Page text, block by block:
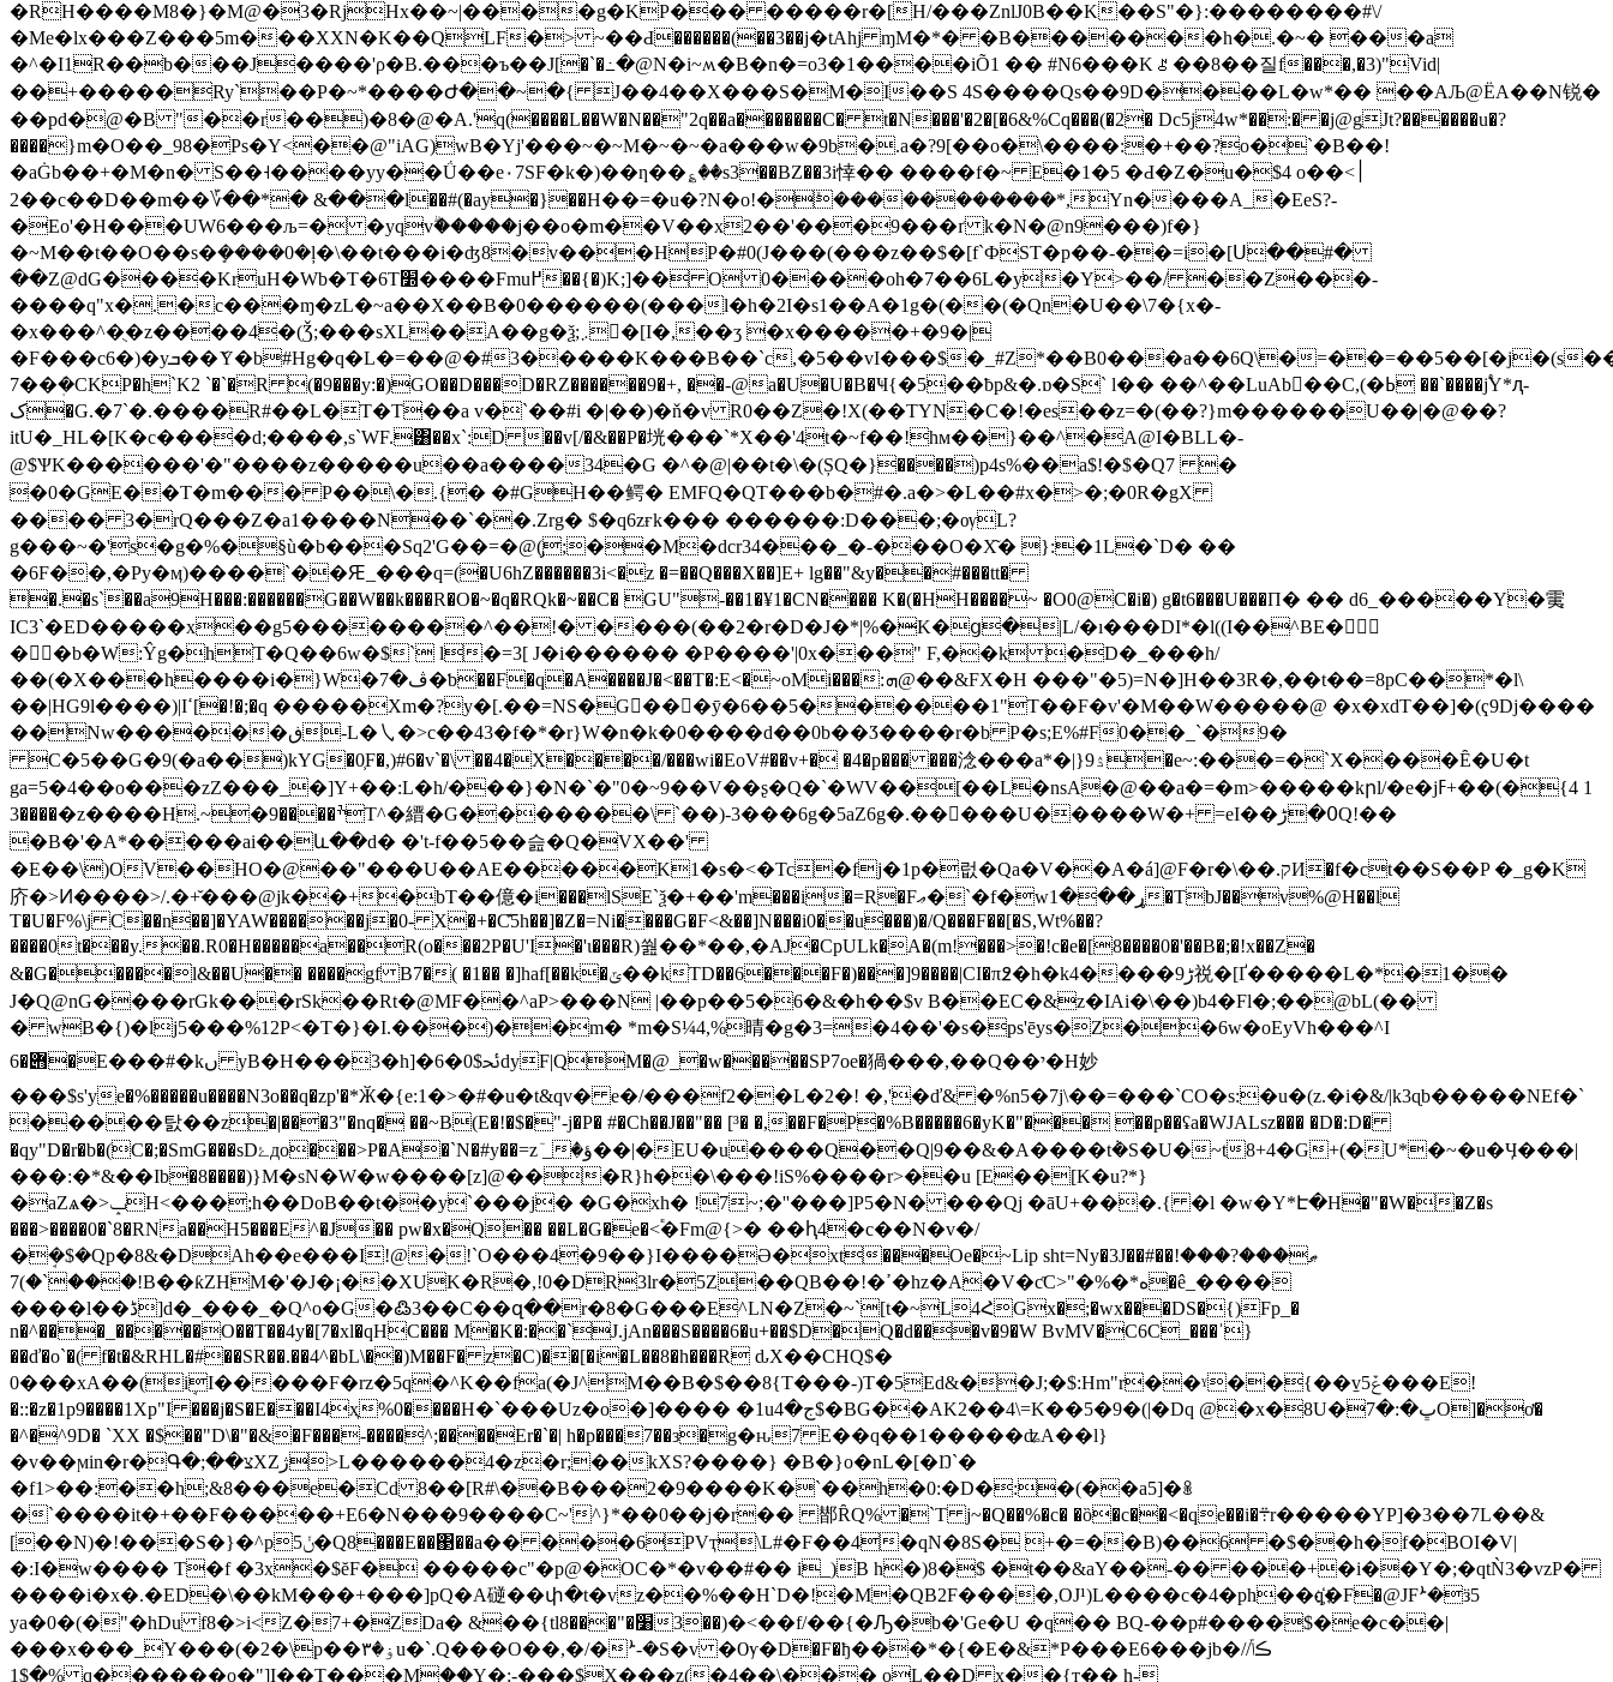
�RH����M8�}�M@�3�RjHx��~|����g�KP��� �����r�[H/���ZnlJ0B��K��S"�}:��������#\/
�Me�lx���Z���5m���XXN�K��QLF�> ~��Ԁ������(��3��j�tAhj ɱM�*� �B�������h�.�~� ���a
�^�I1R��b���J����'ρ�B.���ъ��J[�`�߸�@N�i~ʍ�B�n�=o3�1����iÕ1 �� #N6���K⯜��8��질f���,�3)"Vid|
��+�����Ry`��P�~*����Ժ��~�{ J��4��X���S�M�I��S 4S����Qs��9D����L�w*�� ��AЉ@ЁA��N锐�
��pd�@�B "��r��)�8�@�A.'q(����L��W�N��"2q��a�������C� t�N���'�2�[�6&%Cq���(�2� Dc5j4w*��:� �j@gJt?������u�?
����}m�O��_98�Ps�Y<��@"iAG)wB�Yj'���~�~M�~�~�a���w�9b�.a�?9[��o�\����:�+��?o�`�B��!
�aĠb��+�M�n� S��˧����yy��Ǘ��e٠7SF�k�)��ƞ��؏��s3��BZ��3i悻�� ����f�~ E�1�5 �Ԁ�Z�u�$4 o׀>��
�2�c��D��m��؆��*� &���l��#(�ay�}��H��=�u�?N�o!�ܺ�����������*,Yn����A_�EeS?-
�Eo'�H���UW6���љ=� �yqvۗ�����j��o�m��V��x2��'���9���ґ k�N�@n9���)f�}
�~M��t��O��s�ܻ����0�ļ�\��t���i�ʤ8�v���HP�#0(J���(���z��$�[f`ФST�p��-��=i�[Ս��#�
��Z@dG����KruH�Wb�T�6T׽����Fmu߂��{�)K;]�� O 0����oh�7��6L�y�Y>��/ ��Z���-
����q"x�.�c���ɱ�zL�~a��X��B�0������(���l�h�2I�s1��A�1g�(��(�Qn�U��\7�{x�-
�x���^�ֻ�z����4�(Ǯ;���sXL��A��g�ѯ;܇�[I�,��ʒ �x�����+�9�|
�F���c6�)�yܒ��ަY�b#Hg�q�L�=��@�#3�����K���B��`c,�5��vI���$�_#Z*��B0���a��6Q\�=��=��5��[�j�(s��vU�zL��w�
7��ܲ�CKP�h`K2 `�`�R (�9���y:�)GO��D���D�RZ������9�+, ��-@a�U�U�B�Ҹ{�5��ƀp&�.ɒ�S` l�� ��^��LuAb��C,(�ߕ ��`����j֠Y*ԯ-
ک�G.�7`�.����R#��L�T�T��a v�`��#i �|��)�ň�v R0��Z�!X(��TYN�C�!�es��z=�(��?}m������U��|�@��?
itU�_HL�[K�c����d;����,s`WF.͸��x`:D ��v[/�&��P�垙���`*X��'4t�~f��!hм��}��^�A@I�BLL�-
@$ѰK������'�"����z�����u��a����34�G �^�@|��t�\�(ȘQ�}����)p4s%��a$!�$�Q7 �
�0�GE��T�m��� P��\�.{� �#GH��鳄� EMFQ�QT���b�#�.a�>�L��#x�>�;�0R�gX
���� 3�rQ���Z�a1����N��`��.Zrg� $�q6zғk��� ������:D���;�ѹL?
g���~�'s�g�%�§ù�b���Sq2'G��=�@(̡;��M�dcr34���_�-���O�X͂� }:�1L�`D� ��
�6F��,�Py�ӎ)����`��Ԙ_���q=(�U6hZ������3i<�z �=��Q���X��]E+ lg��"&y��#���tt�
�.�s`��a9H���:������G��W��k���R�O�~�q�RQk�~��C� GU"-��1�¥1�CN���� K�(�HH����~ �O0@C�i�) g�t6���U���Π� �� d6_�����Y�䨑
IC3`�ED�����x��g5��������^��!� ����(��2�r�D�J�*|%�̶K�ց�|L/�ı���DI*�l((I��^BE�󐍚
��b�W:Ŷg�hT�Q��6w�$` l�=3[ J�i������ �P����'|0x���" F,��k �D�_���h/
��(�X���h����i�}W�ڤ�7�ƅ��F�q�A����J�<��T�:E<�~oMi���:ܗ@��&FX�H ���"�5)=N�]H��3R�,��t��=8pC��*�l\
��|HG9l����)|Iߵ[�!�;�q �����Xm�?y�[.��=NS�G���ȳ�6��5������1"T��F�v'�M��W�����@ �x�xdT��]�(ҁ9Dj����
��Nw������ڧ-L�㇂�>c��43�f�*�r}W�n�k�0����d��0b��Ӡ����r�b P�s;E%#F0��_`�9�
C�5��G�9(�a��)kҮG�0͕F�,)#6�v`�\ ��4�X����/���wi�EoV#��v+� �4�p��� ���淰���a*�|}9ۮ�e~:���=�`X����Ȇ�U�t
ga=5�4��o���zZ���_�]Y+��:L�h/���}�N�`�"0�~9��V��ʂ�Q�`�WV��[��L�nsA�@��a�=�m>�����kրl/�e�jߓ+��(�1 4}
����3�z����H.~�ׯ����9T^�縉�G�������\ `��)-3���6g�5aZ6g�.��򁲴���U�����W�+ =eI��߀�ڑQ!��
�B�'�A*�����ai��և��d� �'t-f��5��슲�Q�VX��'
�E��\)OV��HO�@��"���U��AE�����K1�s�<�Tc�fj�1p�럾�Qa�V��A�á]@F�r�\��.קИ�f�ct��S��P �_g�K
庎�>Ͷ����>/.�+̌���@jk��+�bT��億�i���lSE`ѯ�+��'m���i�=R�Fޢ�ˋ�f�wړ���1�TbJ��v%@H��l
T�U�F%\j C��n��]�YAW������j�0- X�+�C͊5h��]�Z�=Ni����G�F<&��]N���i0��u���)�/Q���F��[�S,Wt%��?
����0t���y.��.R0�H�����a��R(o���2P�U'I�'ɩ���R)쒎��*��,�AJ�CpULk�A�(m!���>�!c�e�[8����0�'��B�;�!x��Z�
&�G�����l&��U�� ����gf B7�( �1�� �]haf[��k�ݶ��kTD��6���F�)���]9����|CI�π߶�h�k4����9ڑ祱�[Ґ�����L�*�1��
J�Q@nG����rGk���rSk��Rt�@MF��^aP>���N |��p��5�6�&�h��$v B��EC�&z�IAi�\��)b4�Fl�;��@bL(��
�wB�{)�lj5���%12P<�T�}�I.���)��m� *m�S¼4,%晴�g�3=�4��'�s�ps'ēys�Z��6w�oEyVh���^I
݋�6�E���#�kں yB�H���3�h]�6�0$ﲘdyF|QM�@_�w�����SP7oe�猧���,��Q��י�H妙
���$s'ye�%�����u����N3o��q�zp'�*Ӂ�{e:1�>�#�u�t&qv� e�/���f2��L�2�! �,'�ď& �%n5�7j\��=���`CO�s:�u�(z.�i�&/|k3ɋb�����NEf�`
�����탌��z�|���3"�nq� ��~B(E�!�$�"-j�P� #�Ch��J��"�� [³� �,��F�P�%B�����6�yK�"��� ��p��ʢa�WJALsz��� �D�:D�
�qy"D�r�b�(C�;�SmG���sDۓдo���>P�A�`N�#y��=z ٙ_�ؤ��|�EU�u����Q��Q|9��&�A����t݃�S�U�~t8+4�G+(�U*�~�u�Ӌ���|
���:�*&��Ib�8����)}M�sN�W�w����[z]@���R}h��\���!iS%����r>��u [E��[K�u?*}
�aZѧ�>ݒH<���;h��DoB��t��y`���j� �G�xh� !7~;�''���]P5�N� ���Qj �āU+���.{ �l �w�Y*Է�H�"�W��Z�s
���>����0�`8�RNa��H5���E^�J�� pw�x�Q�� ��L�G�e�<֕�Fm@{>� ��ԧ4�c��N�v�/
�ܱ�$�Qp�8&�DAh��e���I!@�!`O���4�9��}I����Ә�xt���Oe�~Lip sht=Ny�3J��#��ޠ���?���!
���`�)7!B��ƙZHM�'�J�¡��XUK�R�,!0�DR3lr�5Z��QB��!�ߴ�hz�A�V�ƈC>"�%�*ه�ê_����
����l��ڈ]d�_���_�Q^o�G�߷3��C��զ��r�8�G���E^LN�Z�~`[t�~L4ՀGx�;�wx���DS�{)Fp_�
n�^���_�����O��T��4y�[7�xl�qHC��� M�K�:��`J.jAn���S����6�u+��$D�Q�d���v�9�W BvMV�C6C_���ˈ}
��ď�o`�( f�t�&RHL�#��SR��.��4^�bL\��)M��F� z�C)��[�i�L��8�h���R ԃX��CHQ$�
0���xA��(iܱI�����F�rz�5q�^K��fa(�J^M��B�$��8{T���-)T�5Ed&��J;�$:Hm"r��ˠ��{��v̠5ݞ���E!
�::�z�1p9����1Xp"I ���j�S�E���I4ҳ%0����H�`���Uz�o�]���� �1uج�4$�BG��AK2��4\=K��5�9�(|�Dq @�x�8U�ڀ�:�7O]�ơ�
�^�^9D� `XX �$��"D\�"�&�F���-����^;����Er�`�| h�p���7��з�g�ԋ7 E��q��1�����ʥA��l}
�v��ϻin�r�Գ�;��צXZژ>L������4�z�r;��kXS?����} �B�}o�nL�[�Ŋ`�
�f1>��:��h;&8���e�Cd 8��[R#\��B���2�9����K�`��h�0:�D�:�(��a5]�ꐸ
�`����it�+��F�����+E6�N���9����C~'^}*��0��j�r�� 䣠ȒQ% �`T j~�Q��%�c� �ȍ�c��<�qe��i�܊r�����YP]�3��7L��&
[��N)�!���S�}�^p5ݩ�Q8���E��΃��a�� ���6PVҭ\L#�F��4�qN�8S� +�=��B)��6 �$��h�f�BOI�V|
�:I�w���� T�f �3x�$ĕF� �����c"�p@�OC�*�v��#�� i_)B h�)8�$ �t��&aY��-�� ���+�i��Y�;�qtǸ3�vzP�
����i�x�.�ED�\��kM���+���]pQ�A磀��փ�t�vz��%��H`D�!�M�QB2F����,OJ¹)L����c�4�ph��q҉�F�@JFܑ�ӟ5
ya�0�(�"�hDu f8�>i<Z�7+�ZDa� &��{tl׸�"���83��)�<��f/��{�Ԡ�b�'Ge�U �q�� BQ-��p#����$�e�c��|
���x���_Y���(�2�\p��ۏ�۳u�`.Q���O��,�/�ܑ-�S�v �Ѹ�D�F�ђ���*�{�E�&*P���E6���jb�//ڪݴ
�$1% q������o�"]I��T���M۪��Y�:-���$X���z(�4��\��� oL��Dx��{т�� h-